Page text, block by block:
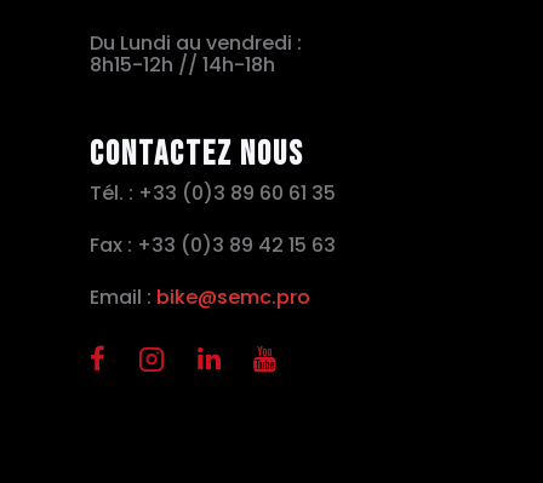
Du Lundi au vendredi :
8h15-12h // 14h-18h
Contactez nous
Tél. : +33 (0)3 89 60 61 35
Fax : +33 (0)3 89 42 15 63
Email : bike@semc.pro